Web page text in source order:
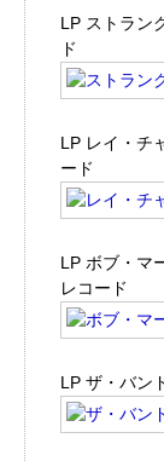
LP ストラン
ド
LP レイ・チ
ード
LP ボブ・マ
レコード
LP ザ・バン